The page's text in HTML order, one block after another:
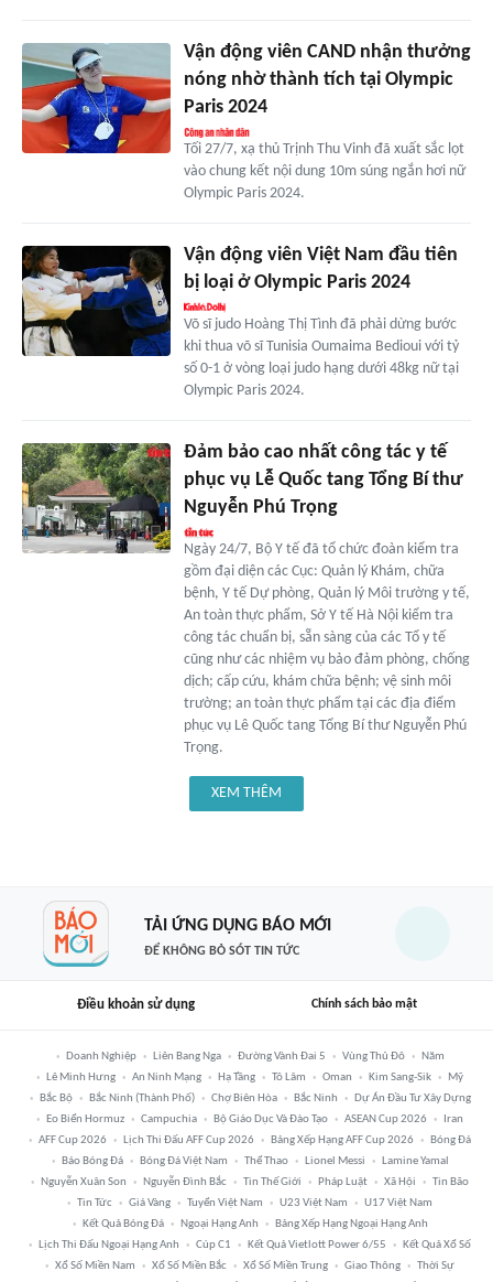
Vận động viên CAND nhận thưởng
nóng nhờ thành tích tại Olympic
Paris 2024
Tối 27/7, xạ thủ Trịnh Thu Vinh đã xuất sắc lọt
vào chung kết nội dung 10m súng ngắn hơi nữ
Olympic Paris 2024.
Vận động viên Việt Nam đầu tiên
bị loại ở Olympic Paris 2024
Võ sĩ judo Hoàng Thị Tình đã phải dừng bước
khi thua võ sĩ Tunisia Oumaima Bedioui với tỷ
số 0-1 ở vòng loại judo hạng dưới 48kg nữ tại
Olympic Paris 2024.
Đảm bảo cao nhất công tác y tế
phục vụ Lễ Quốc tang Tổng Bí thư
Nguyễn Phú Trọng
Ngày 24/7, Bộ Y tế đã tổ chức đoàn kiểm tra
gồm đại diện các Cục: Quản lý Khám, chữa
bệnh, Y tế Dự phòng, Quản lý Môi trường y tế,
An toàn thực phẩm, Sở Y tế Hà Nội kiểm tra
công tác chuẩn bị, sẵn sàng của các Tổ y tế
cũng như các nhiệm vụ bảo đảm phòng, chống
dịch; cấp cứu, khám chữa bệnh; vệ sinh môi
trường; an toàn thực phẩm tại các địa điểm
phục vụ Lê Quốc tang Tổng Bí thư Nguyễn Phú
Trọng.
XEM THÊM
TẢI ỨNG DỤNG BÁO MỚI
ĐỂ KHÔNG BỎ SÓT TIN TỨC
Điều khoản sử dụng Chính sách bảo mật
Doanh Nghiệp Liên Bang Nga Đường Vành Đai 5 Vùng Thủ Đô
Năm
Lê Minh Hưng
An Ninh Mạng Hạ Tầng Tô Lâm Oman Kim Sang-Sik
Mỹ
Bắc Bộ
Bắc Ninh (thành Phố) Chợ Biên Hòa Bắc Ninh
Dự Án Đầu Tư Xây Dựng
Eo Biển Hormuz
Campuchia Bộ Giáo Dục Và Đào Tạo ASEAN Cup 2026
Iran
AFF Cup 2026
Lịch Thi Đấu AFF Cup 2026 Bảng Xếp Hạng AFF Cup 2026
Bóng Đá
Báo Bóng Đá
Bóng Đá Việt Nam Thể Thao Lionel Messi
Lamine Yamal
Nguyễn Xuân Son
Nguyễn Đình Bắc Tin Thế Giới Pháp Luật Xã Hội
Tin Bão
Tin Tức
Giá Vàng Tuyển Việt Nam U23 Việt Nam
U17 Việt Nam
Kết Quả Bóng Đá
Ngoại Hạng Anh
Bảng Xếp Hạng Ngoại Hạng Anh
Lịch Thi Đấu Ngoại Hạng Anh
Cúp C1 Kết Quả Vietlott Power 6/55
Kết Quả Xổ Số
Xổ Số Miền Nam
Xổ Số Miền Bắc Xổ Số Miền Trung Giao Thông
Thời Sự